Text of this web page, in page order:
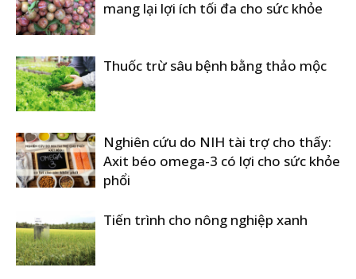
mang lại lợi ích tối đa cho sức khỏe
Thuốc trừ sâu bệnh bằng thảo mộc
Nghiên cứu do NIH tài trợ cho thấy:
Axit béo omega-3 có lợi cho sức khỏe
phổi
Tiến trình cho nông nghiệp xanh